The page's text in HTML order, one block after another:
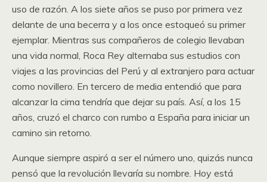
uso de razón. A los siete años se puso por primera vez
delante de una becerra y a los once estoqueó su primer
ejemplar. Mientras sus compañeros de colegio llevaban
una vida normal, Roca Rey alternaba sus estudios con
viajes a las provincias del Perú y al extranjero para actuar
como novillero. En tercero de media entendió que para
alcanzar la cima tendría que dejar su país. Así, a los 15
años, cruzó el charco con rumbo a España para iniciar un
camino sin retorno.
Aunque siempre aspiró a ser el número uno, quizás nunca
pensó que la revolución llevaría su nombre. Hoy está